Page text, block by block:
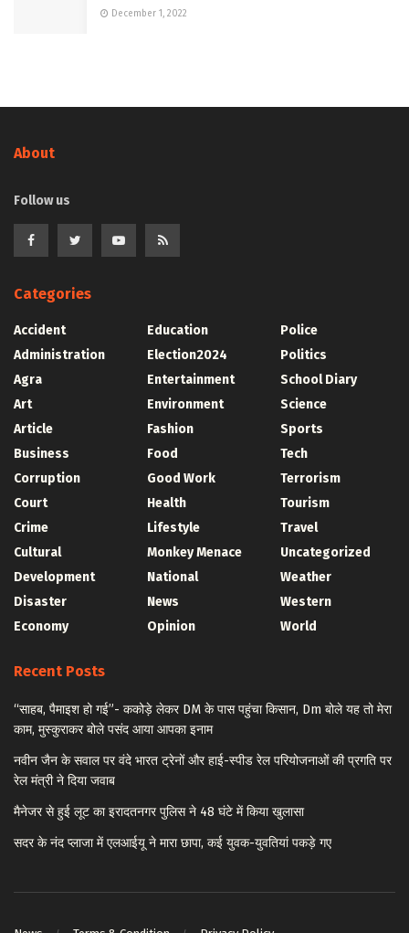
December 1, 2022
About
Follow us
Categories
Accident
Administration
Agra
Art
Article
Business
Corruption
Court
Crime
Cultural
Development
Disaster
Economy
Education
Election2024
Entertainment
Environment
Fashion
Food
Good Work
Health
Lifestyle
Monkey Menace
National
News
Opinion
Police
Politics
School Diary
Science
Sports
Tech
Terrorism
Tourism
Travel
Uncategorized
Weather
Western
World
Recent Posts
“साहब, पैमाइश हो गई”- ककोड़े लेकर DM के पास पहुंचा किसान, Dm बोले यह तो मेरा
काम, मुस्कुराकर बोले पसंद आया आपका इनाम
नवीन जैन के सवाल पर वंदे भारत ट्रेनों और हाई-स्पीड रेल परियोजनाओं की प्रगति पर
रेल मंत्री ने दिया जवाब
मैनेजर से हुई लूट का इरादतनगर पुलिस ने 48 घंटे में किया खुलासा
सदर के नंद प्लाजा में एलआईयू ने मारा छापा, कई युवक-युवतियां पकड़े गए